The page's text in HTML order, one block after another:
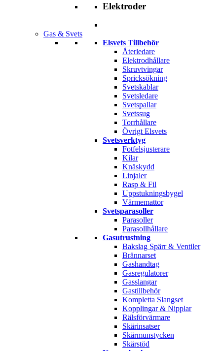
Elektroder
Gas & Svets
Elsvets Tillbehör
Återledare
Elektrodhållare
Skruvtvingar
Spricksökning
Svetskablar
Svetsledare
Svetspallar
Svetssug
Torrhållare
Övrigt Elsvets
Svetsverktyg
Fotfelsjusterare
Kilar
Knäskydd
Linjaler
Rasp & Fil
Uppstukningsbygel
Värmemattor
Svetsparasoller
Parasoller
Parasollhållare
Gasutrustning
Bakslag Spärr & Ventiler
Brännarset
Gashandtag
Gasregulatorer
Gasslangar
Gastillbehör
Kompletta Slangset
Kopplingar & Nipplar
Rälsförvärmare
Skärinsatser
Skärmunstycken
Skärstöd